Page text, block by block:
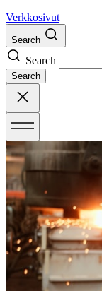
Verkkosivut
Search
Search
Search